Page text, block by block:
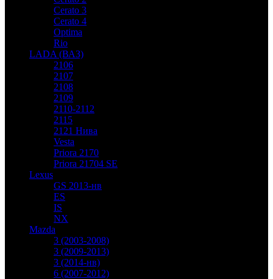
Cerato 3
Cerato 4
Optima
Rio
LADA (ВАЗ)
2106
2107
2108
2109
2110-2112
2115
2121 Нива
Vesta
Priora 2170
Priora 21704 SE
Lexus
GS 2013-нв
ES
IS
NX
Mazda
3 (2003-2008)
3 (2009-2013)
3 (2014-нв)
6 (2007-2012)